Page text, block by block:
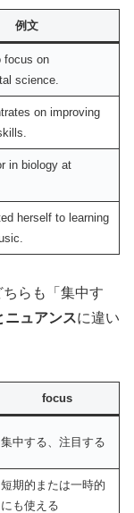
例文
focus on
science.
on improving
in biology at
herself to learning
ちらも「集中す
ニュアンスに違い
focus
集中する、注目する
短期的または一時的
にも使える